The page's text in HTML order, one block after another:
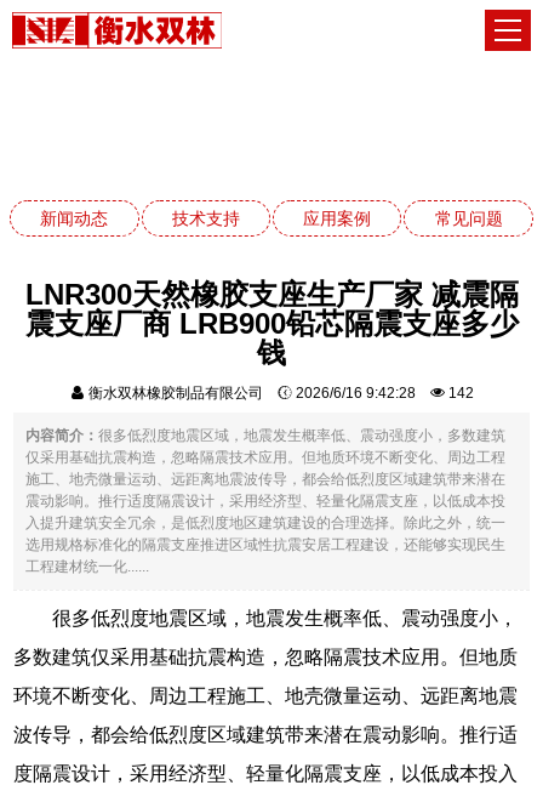
新闻动态 技术支持 应用案例 常见问题
LNR300天然橡胶支座生产厂家 减震隔
震支座厂商 LRB900铅芯隔震支座多少
钱
衡水双林橡胶制品有限公司 2026/6/16 9:42:28 142
内容简介：很多低烈度地震区域，地震发生概率低、震动强度小，多数建筑
仅采用基础抗震构造，忽略隔震技术应用。但地质环境不断变化、周边工程
施工、地壳微量运动、远距离地震波传导，都会给低烈度区域建筑带来潜在
震动影响。推行适度隔震设计，采用经济型、轻量化隔震支座，以低成本投
入提升建筑安全冗余，是低烈度地区建筑建设的合理选择。除此之外，统一
选用规格标准化的隔震支座推进区域性抗震安居工程建设，还能够实现民生
工程建材统一化......
很多低烈度地震区域，地震发生概率低、震动强度小，
多数建筑仅采用基础抗震构造，忽略隔震技术应用。但地质
环境不断变化、周边工程施工、地壳微量运动、远距离地震
波传导，都会给低烈度区域建筑带来潜在震动影响。推行适
度隔震设计，采用经济型、轻量化隔震支座，以低成本投入